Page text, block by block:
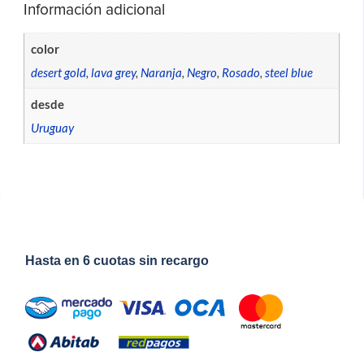
Información adicional
color
desert gold, lava grey, Naranja, Negro, Rosado, steel blue
desde
Uruguay
Hasta en 6 cuotas sin recargo